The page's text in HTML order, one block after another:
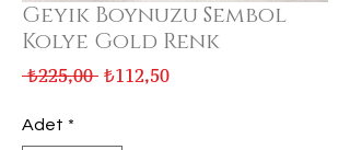
Geyik Boynuzu Sembol
Kolye Gold Renk
₺225,00 Normal
₺112,50İndirimli
Adet *